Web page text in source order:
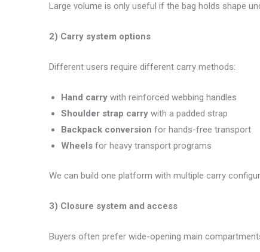
Large volume is only useful if the bag holds shape
2) Carry system options
Different users require different carry methods:
Hand carry with reinforced webbing handles
Shoulder strap carry with a padded strap
Backpack conversion for hands-free transport
Wheels for heavy transport programs
We can build one platform with multiple carry
3) Closure system and access
Buyers often prefer wide-opening main